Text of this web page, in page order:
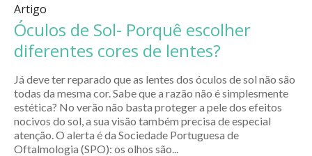
Artigo
Óculos de Sol- Porquê escolher
diferentes cores de lentes?
Já deve ter reparado que as lentes dos óculos de sol não são
todas da mesma cor. Sabe que a razão não é simplesmente
estética? No verão não basta proteger a pele dos efeitos
nocivos do sol, a sua visão também precisa de especial
atenção. O alerta é da Sociedade Portuguesa de
Oftalmologia (SPO): os olhos são...